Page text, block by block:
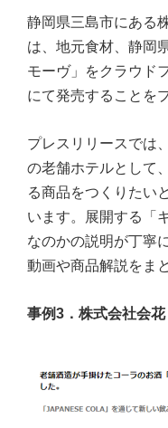
静岡県三島市にある
は、地元食材、静岡
モーヴ」をクラウド
にて発売することを
プレスリリースでは
の老舗ホテルとして
る商品をつくりたい
います。展開する「
なのかの説明が丁寧
動画や商品解説をま
事例3．株式会社会花